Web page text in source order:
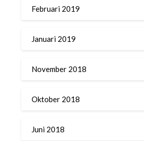
Februari 2019
Januari 2019
November 2018
Oktober 2018
Juni 2018